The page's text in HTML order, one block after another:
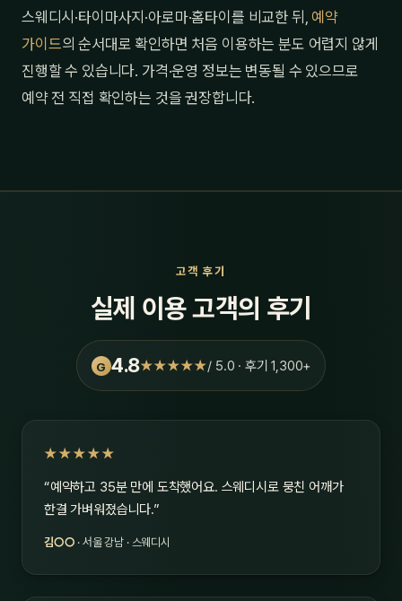
스웨디시·타이마사지·아로마·홈타이를 비교한 뒤,예약
가이드의 순서대로 확인하면 처음 이용하는 분도 어렵지 않게
진행할 수 있습니다. 가격·운영 정보는 변동될 수 있으므로
예약 전 직접 확인하는 것을 권장합니다.
고객 후기
실제 이용 고객의 후기
G 4.8★★★★★/ 5.0 · 후기 1,300+
★★★★★
“예약하고 35분 만에 도착했어요. 스웨디시로 뭉친 어깨가
한결 가벼워졌습니다.”
김○○ · 서울 강남 · 스웨디시